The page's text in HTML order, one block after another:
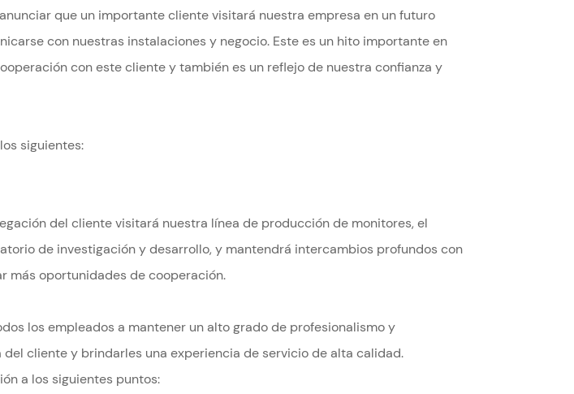
que un importante cliente visitará nuestra empresa en un futuro
con nuestras instalaciones y negocio. Este es un hito importante en
con este cliente y también es un reflejo de nuestra confianza y
siguientes:
del cliente visitará nuestra línea de producción de monitores, el
de investigación y desarrollo, y mantendrá intercambios profundos con
más oportunidades de cooperación.
los empleados a mantener un alto grado de profesionalismo y
cliente y brindarles una experiencia de servicio de alta calidad.
a los siguientes puntos: